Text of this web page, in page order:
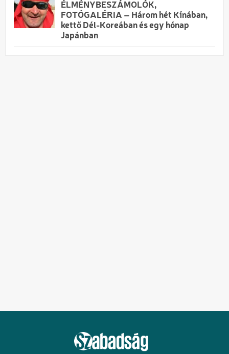
ÉLMÉNYBESZÁMOLÓK,
FOTÓGALÉRIA – Három hét Kínában,
kettő Dél-Koreában és egy hónap
Japánban